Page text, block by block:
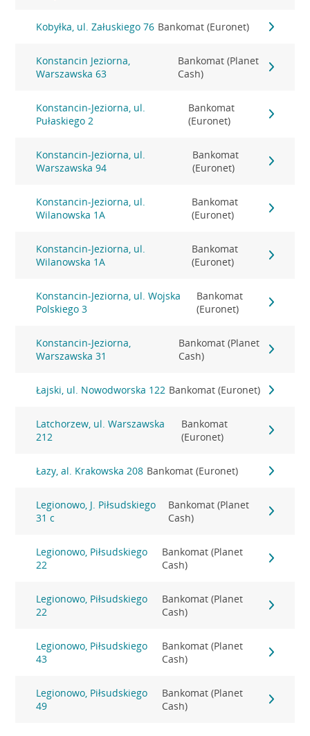
Kobyłka, ul. Załuskiego 76 Bankomat (Euronet)
Konstancin Jeziorna,
Warszawska 63
Bankomat (Planet
Cash)
Konstancin-Jeziorna, ul.
Pułaskiego 2
Bankomat
(Euronet)
Konstancin-Jeziorna, ul.
Warszawska 94
Bankomat
(Euronet)
Konstancin-Jeziorna, ul.
Wilanowska 1A
Bankomat
(Euronet)
Konstancin-Jeziorna, ul.
Wilanowska 1A
Bankomat
(Euronet)
Konstancin-Jeziorna, ul. Wojska
Polskiego 3
Bankomat
(Euronet)
Konstancin-Jeziorna,
Warszawska 31
Bankomat (Planet
Cash)
Łajski, ul. Nowodworska 122 Bankomat (Euronet)
Latchorzew, ul. Warszawska
212
Bankomat
(Euronet)
Łazy, al. Krakowska 208 Bankomat (Euronet)
Legionowo, J. Piłsudskiego
31 c
Bankomat (Planet
Cash)
Legionowo, Piłsudskiego
22
Bankomat (Planet
Cash)
Legionowo, Piłsudskiego
22
Bankomat (Planet
Cash)
Legionowo, Piłsudskiego
43
Bankomat (Planet
Cash)
Legionowo, Piłsudskiego
49
Bankomat (Planet
Cash)